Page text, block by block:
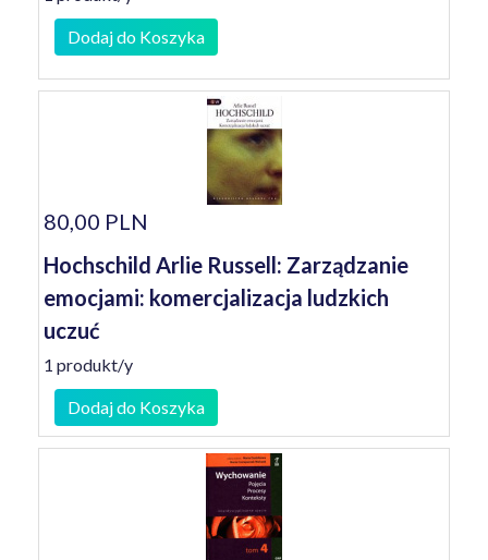
Dodaj do Koszyka
80,00 PLN
Hochschild Arlie Russell: Zarządzanie
emocjami: komercjalizacja ludzkich
uczuć
1 produkt/y
Dodaj do Koszyka